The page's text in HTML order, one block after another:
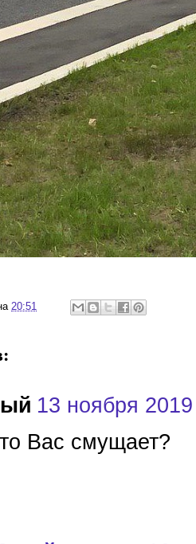
20:51
13 ноября 2019
Вас смущает?